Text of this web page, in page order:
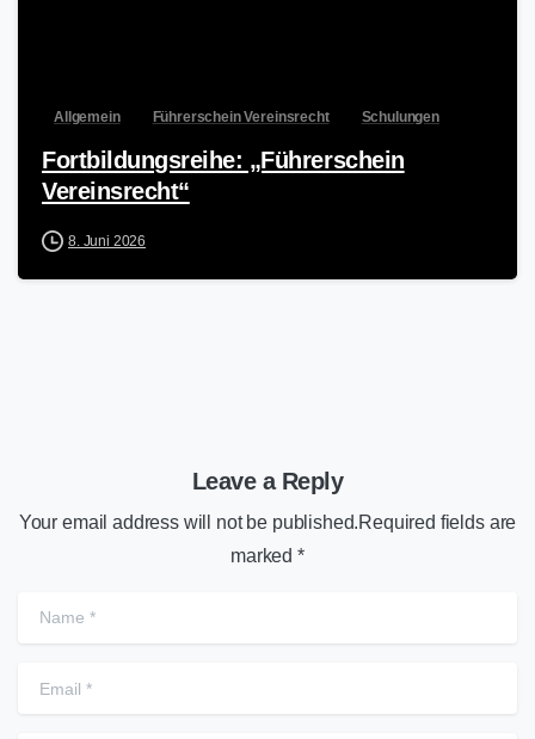
Allgemein Führerschein Vereinsrecht Schulungen
Fortbildungsreihe: „Führerschein
Vereinsrecht“
8. Juni 2026
Leave a Reply
Your email address will not be published.Required fields are
marked *
Name